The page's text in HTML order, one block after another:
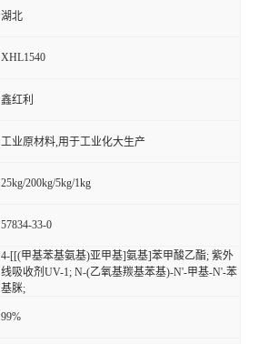
湖北
XHL1540
鑫红利
工业原材料,用于工业化大生产
25kg/200kg/5kg/1kg
57834-33-0
4-[[(甲基苯基氨基)亚甲基]氨基]苯甲酸乙酯; 紫外
线吸收剂UV-1; N-(乙氧基羰基苯基)-N'-甲基-N'-苯
基脒;
99%